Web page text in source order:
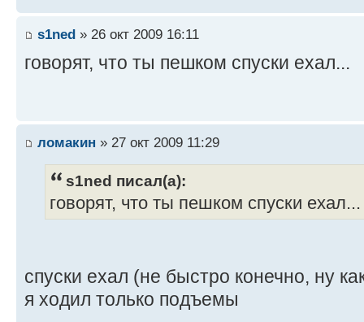
s1ned » 26 окт 2009 16:11
говорят, что ты пешком спуски ехал...
ломакин » 27 окт 2009 11:29
s1ned писал(а):
говорят, что ты пешком спуски ехал...
спуски ехал (не быстро конечно, ну
я ходил только подъемы